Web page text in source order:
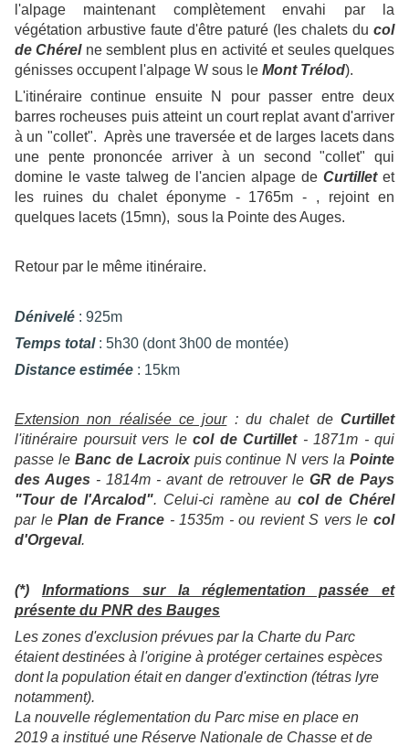
l'alpage maintenant complètement envahi par la
végétation arbustive faute d'être paturé (les chalets du col
de Chérelne semblent plus en activité et seules quelques
génisses occupent l'alpage W sous le Mont Trélod).
L'itinéraire continue ensuite N pour passer entre deux
barres rocheuses puis atteint un court replat avant d'arriver
à un "collet". Après une traversée et de larges lacets dans
une pente prononcée arriver à un second "collet" qui
domine le vaste talweg de l'ancien alpage deCurtilletet
les ruines du chalet éponyme - 1765m - , rejoint en
quelques lacets (15mn), sous la Pointe des Auges.
Retour par le même itinéraire.
Dénivelé : 925m
Temps total : 5h30 (dont 3h00 de montée)
Distance estimée : 15km
Extension non réalisée ce jour: du chalet deCurtillet
l'itinéraire poursuit vers le col de Curtillet- 1871m - qui
passe le Banc de Lacroixpuis continue N vers laPointe
des Auges - 1814m - avant de retrouver le GR de Pays
"Tour de l'Arcalod". Celui-ci ramène aucol de Chérel
par lePlan de France - 1535m - ou revient S vers lecol
d'Orgeval.
(*) Informations sur la réglementation passée et
présente du PNR des Bauges
Les zones d'exclusion prévues par la Charte du Parc
étaient destinées à l'origine à protéger certaines espèces
dont la population était en danger d'extinction (tétras lyre
notamment).
La nouvelle réglementation du Parc mise en place en
2019 a institué une Réserve Nationale de Chasse et de